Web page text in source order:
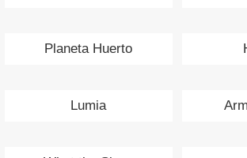
Planeta Huerto
Lumia